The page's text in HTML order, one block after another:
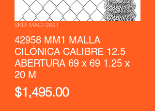
SKU: MACI-2691
42958 MM1 MALLA
CILÓNICA CALIBRE 12.5
ABERTURA 69 x 69 1.25 x
20 M
$1,495.00Precio